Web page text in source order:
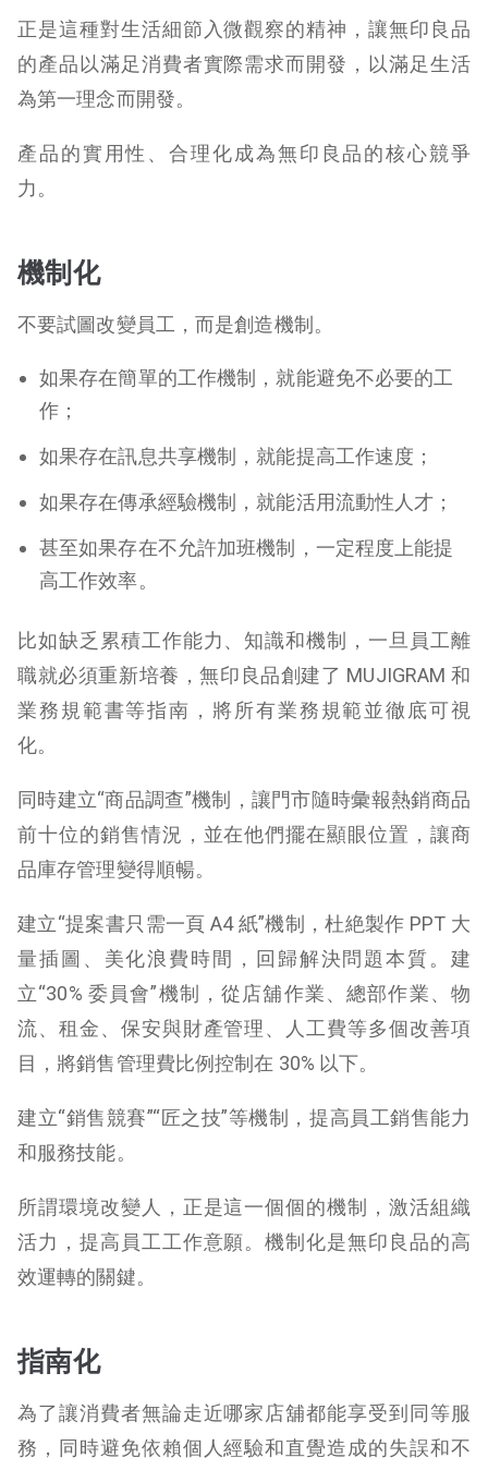
正是這種對生活細節入微觀察的精神，讓無印良品
的產品以滿足消費者實際需求而開發，以滿足生活
為第一理念而開發。
產品的實用性、合理化成為無印良品的核心競爭
力。
機制化
不要試圖改變員工，而是創造機制。
如果存在簡單的工作機制，就能避免不必要的工
作；
如果存在訊息共享機制，就能提高工作速度；
如果存在傳承經驗機制，就能活用流動性人才；
甚至如果存在不允許加班機制，一定程度上能提
高工作效率。
比如缺乏累積工作能力、知識和機制，一旦員工離
職就必須重新培養，無印良品創建了 MUJIGRAM 和
業務規範書等指南，將所有業務規範並徹底可視
化。
同時建立“商品調查”機制，讓門市隨時彙報熱銷商品
前十位的銷售情況，並在他們擺在顯眼位置，讓商
品庫存管理變得順暢。
建立“提案書只需一頁 A4 紙”機制，杜絶製作 PPT 大
量插圖、美化浪費時間，回歸解決問題本質。建
立“30% 委員會”機制，從店舖作業、總部作業、物
流、租金、保安與財產管理、人工費等多個改善項
目，將銷售管理費比例控制在 30% 以下。
建立“銷售競賽”“匠之技”等機制，提高員工銷售能力
和服務技能。
所謂環境改變人，正是這一個個的機制，激活組織
活力，提高員工工作意願。機制化是無印良品的高
效運轉的關鍵。
指南化
為了讓消費者無論走近哪家店舖都能享受到同等服
務，同時避免依賴個人經驗和直覺造成的失誤和不